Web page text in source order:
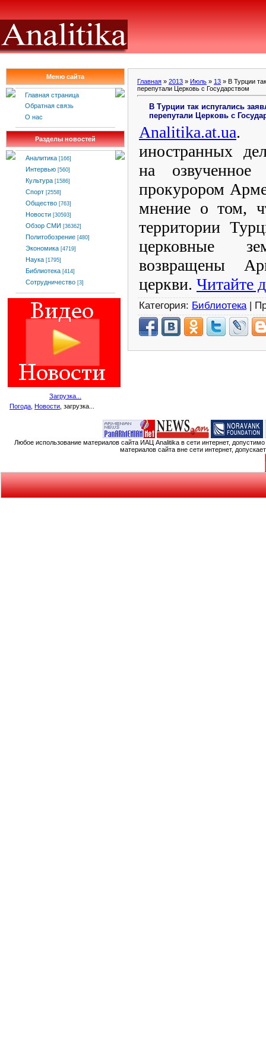
Меню сайта
Главная страница
Обратная связь
О нас
Разделы новостей
Аналитика [166]
Интервью [560]
Культура [1586]
Спорт [2558]
Общество [763]
Новости [30593]
Обзор СМИ [36362]
Политобозрение [480]
Экономика [4719]
Наука [1795]
Библиотека [414]
Сотрудничество [3]
Загрузка...
Погода Новости , загрузка...
Главная » 2013 » Июль » 13 » В Турции
перепутали Церковь с Государством
В Турции так испугались
перепутали Церковь с
Analitika.at.ua
иностранных
на
прокурором
мнение о том,
территории
церковные
возвращены
церкви. Читайте
Категория: Библиотека |
Любое использование материалов сайта ИАЦ Analitika в сети интернет,
материалов сайта вне сети интернет,